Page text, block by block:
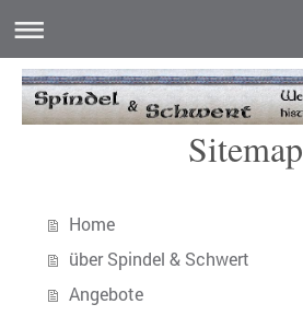
Sitemap
Home
über Spindel & Schwert
Angebote